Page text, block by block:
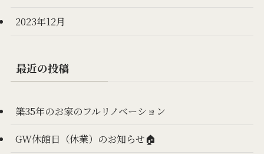
2023年12月
最近の投稿
築35年のお家のフルリノベーション
GW休館日（休業）のお知らせ🏠